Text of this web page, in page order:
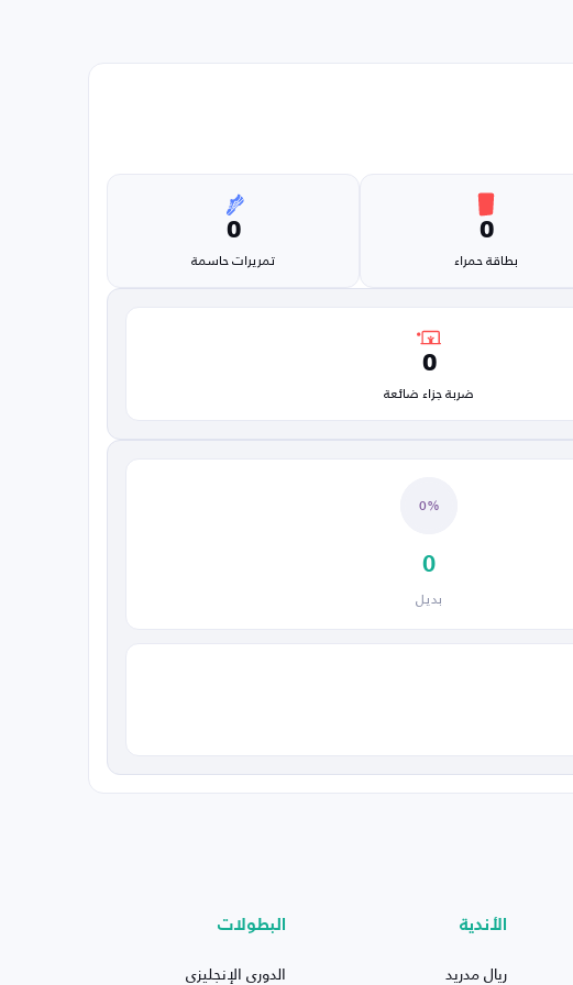
0
بطاقة حمراء
0
تمريرات حاسمة
0
ضربة جزاء ضائعة
0%
0
بديل
الأندية
ريال مدريد
البطولات
الدوري الإنجليزي